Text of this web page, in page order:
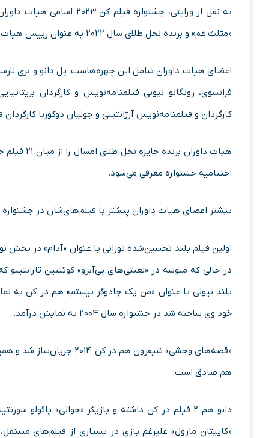
به نقل از ورایتی،
«مثلث غم» و برنده نخل طلای سال ۲۰۲۲ به عنوان رییس هیات داوران امسال معرفی شده بود.
اعضای هیات داوران شامل این چهره‌هاست: پل دانو و بری
فرانسوی، رونگانو نیونی فیلمنامه‌نویس و کارگردان
کارگردان و فیلمنامه‌نویس آرژانتینی و جولیان دوکورنا کارگردان فرانسوی برنده
اختتامیه جشنواره معرفی می‌شود.
بیشتر اعضای هیات داوران پیشتر با فیلم‌های‌شان در
اولین فیلم بلند تحسین‌شده توزانی با عنوان «آدام» در بخش
بلند نیونی با عنوان «من یک جادوگر نیستم» هم در کن به
خود وی ساخته شد در جشنواره سال ۲۰۰۴ به نمایش درآمد.
هم صادق است.
دانو هم ۲ فیلم در کن داشته و بازیگر «جوانی»
«کاپیتان مارول» علیرغم بازی در بسیاری از فیلم‌های